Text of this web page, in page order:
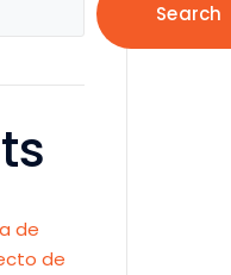
Search
de
de